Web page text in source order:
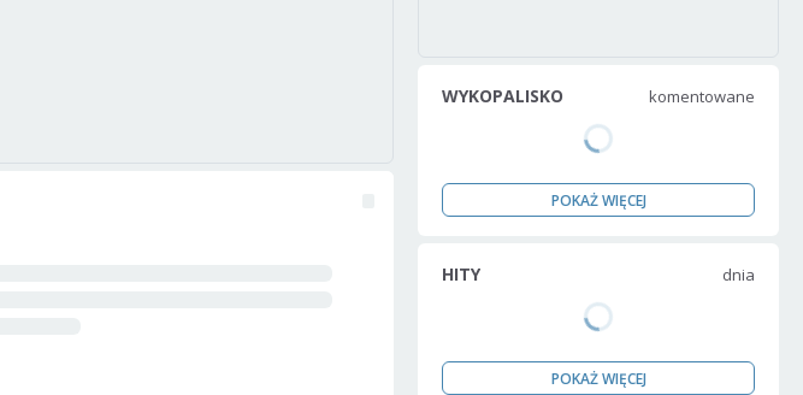
WYKOPALISKO komentowane
POKAŻ WIĘCEJ
HITY dnia
POKAŻ WIĘCEJ